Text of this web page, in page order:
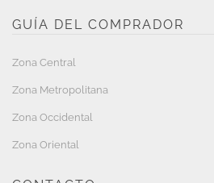
GUÍA DEL COMPRADOR
Zona Central
Zona Metropolitana
Zona Occidental
Zona Oriental